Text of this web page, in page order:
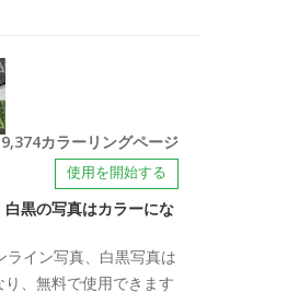
カラーリングページ
使用を開始する
白黒の写真はカラーにな
ライン写真、白黒写真は
り、無料で使用できます